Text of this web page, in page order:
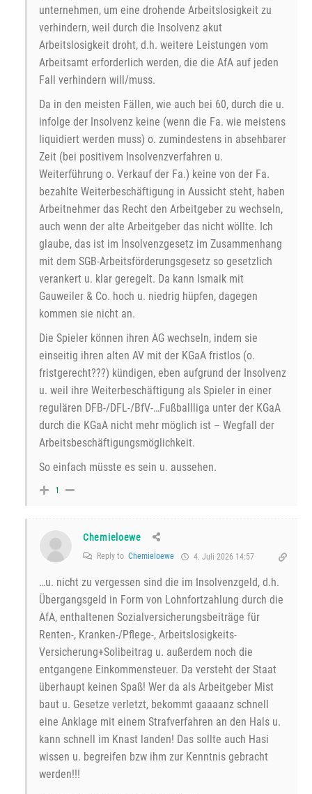
unternehmen, um eine drohende Arbeitslosigkeit zu
verhindern, weil durch die Insolvenz akut
Arbeitslosigkeit droht, d.h. weitere Leistungen vom
Arbeitsamt erforderlich werden, die die AfA auf jeden
Fall verhindern will/muss.
Da in den meisten Fällen, wie auch bei 60, durch die u.
infolge der Insolvenz keine (wenn die Fa. wie meistens
liquidiert werden muss) o. zumindestens in absehbarer
Zeit (bei positivem Insolvenzverfahren u.
Weiterführung o. Verkauf der Fa.) keine von der Fa.
bezahlte Weiterbeschäftigung in Aussicht steht, haben
Arbeitnehmer das Recht den Arbeitgeber zu wechseln,
auch wenn der alte Arbeitgeber das nicht wöllte. Ich
glaube, das ist im Insolvenzgesetz im Zusammenhang
mit dem SGB-Arbeitsförderungsgesetz so gesetzlich
verankert u. klar geregelt. Da kann Ismaik mit
Gauweiler & Co. hoch u. niedrig hüpfen, dagegen
kommen sie nicht an.
Die Spieler können ihren AG wechseln, indem sie
einseitig ihren alten AV mit der KGaA fristlos (o.
fristgerecht???) kündigen, eben aufgrund der Insolvenz
u. weil ihre Weiterbeschäftigung als Spieler in einer
regulären DFB-/DFL-/BfV-…Fußballliga unter der KGaA
durch die KGaA nicht mehr möglich ist – Wegfall der
Arbeitsbeschäftigungsmöglichkeit.
So einfach müsste es sein u. aussehen.
1
Chemieloewe
Reply to Chemieloewe 4. Juli 2026 14:57
…u. nicht zu vergessen sind die im Insolvenzgeld, d.h.
Übergangsgeld in Form von Lohnfortzahlung durch die
AfA, enthaltenen Sozialversicherungsbeiträge für
Renten-, Kranken-/Pflege-, Arbeitslosigkeits-
Versicherung+Solibeitrag u. außerdem noch die
entgangene Einkommensteuer. Da versteht der Staat
überhaupt keinen Spaß! Wer da als Arbeitgeber Mist
baut u. Gesetze verletzt, bekommt gaaaanz schnell
eine Anklage mit einem Strafverfahren an den Hals u.
kann schnell im Knast landen! Das sollte auch Hasi
wissen u. begreifen bzw ihm zur Kenntnis gebracht
werden!!!